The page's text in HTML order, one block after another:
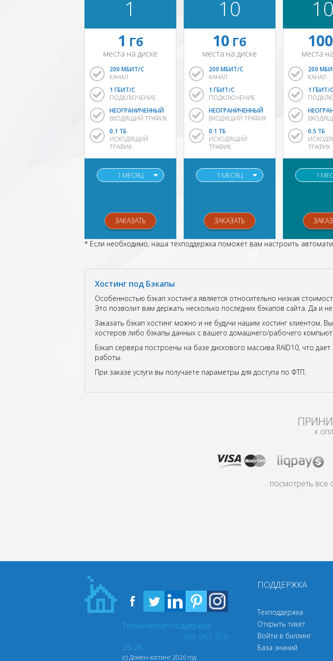
1
1 Гб
места на диске
200 МБИТ/С
КАНАЛ
1 ГБИТ/С
ПОДКЛЮЧЕНИЕ
НЕОГРАНИЧЕННЫЙ
ВХОДЯЩИЙ ТРАФИК
0.1 ТБ
ИСХОДЯЩИЙ
ТРАФИК
1 МЕСЯЦ
ЗАКАЗАТЬ
10
10 Гб
места на диске
200 МБИТ/С
КАНАЛ
1 ГБИТ/С
ПОДКЛЮЧЕНИЕ
НЕОГРАНИЧЕННЫЙ
ВХОДЯЩИЙ ТРАФИК
0.1 ТБ
ИСХОДЯЩИЙ
ТРАФИК
1 МЕСЯЦ
ЗАКАЗАТЬ
100
места
200
КАНАЛ
1 ГБИТ/С
0.5 ТБ
ТРАФИК
1
* Если необходимо, наша техподдержка поможет вам настроить
Хостинг под Бэкапы
Особенностью бэкап хостинга является относительно низкая
Это позволит вам держать несколько последних бэкапов сайта. Да и
Заказать бэкап хостинг можно и не будучи нашим хостинг клиентом.
хостеров либо бэкапы данных с вашего домашнего/рабочего
Бэкап сервера построены на базе дискового массива RAID10, что
работы.
При заказе услуги вы получаете параметры для доступа по ФТП.
к
посмотреть все
Техническая поддержка:
тел. 067-376-
25-28
(с) Домен-хостинг2026 год
ПОДДЕРЖКА
Техподдержка
Открыть тикет
Войти в биллинг
База знаний